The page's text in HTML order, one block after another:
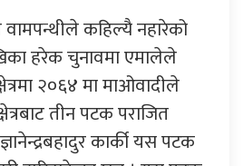
कहिल्यै नहारेको
हरेक चुनावमा एमालेले
२०६४ मा माओवादीले
तीन पटक पराजित
कार्की यस पटक